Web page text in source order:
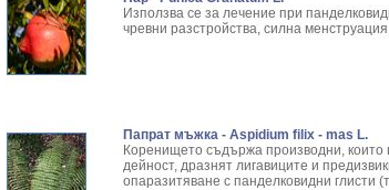
Използва се за лечение при
чревни разстройства, силна
Папрат мъжка - Aspidium filix - mas L.
Коренището съдържа производни, които
дейност, дразнят лигавиците и
опаразитяване с панделковидни глисти